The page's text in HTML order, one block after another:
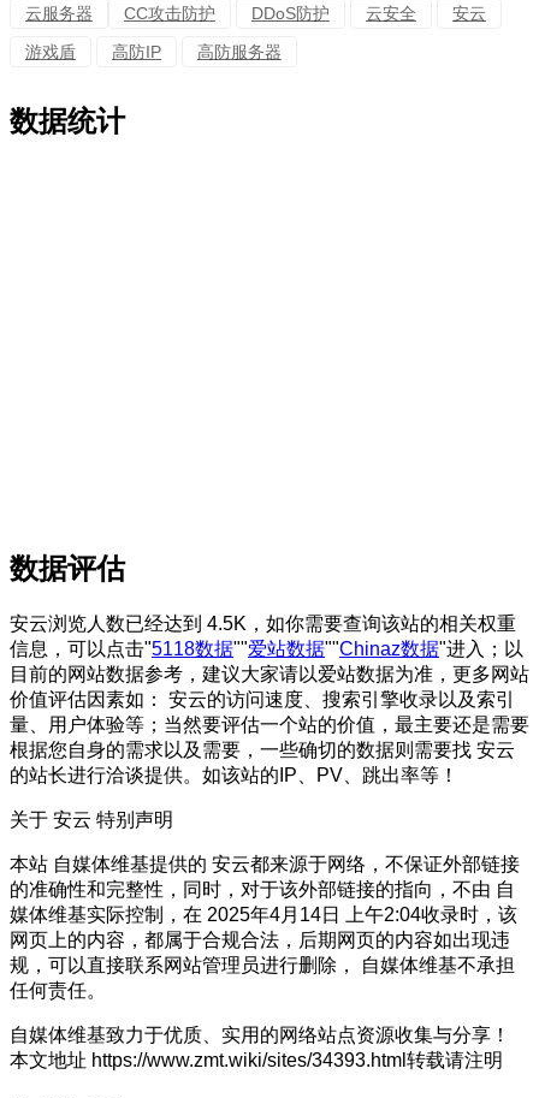
云服务器 CC攻击防护 DDoS防护 云安全
安云
游戏盾
高防IP 高防服务器
数据统计
数据评估
安云浏览人数已经达到 4.5K，如你需要查询该站的相关权重
信息，可以点击"5118数据""爱站数据""Chinaz数据"进入；以
目前的网站数据参考，建议大家请以爱站数据为准，更多网站
价值评估因素如： 安云的访问速度、搜索引擎收录以及索引
量、用户体验等；当然要评估一个站的价值，最主要还是需要
根据您自身的需求以及需要，一些确切的数据则需要找 安云
的站长进行洽谈提供。如该站的IP、PV、跳出率等！
关于 安云 特别声明
本站 自媒体维基提供的 安云都来源于网络，不保证外部链接
的准确性和完整性，同时，对于该外部链接的指向，不由 自
媒体维基实际控制，在 2025年4月14日 上午2:04收录时，该
网页上的内容，都属于合规合法，后期网页的内容如出现违
规，可以直接联系网站管理员进行删除， 自媒体维基不承担
任何责任。
自媒体维基致力于优质、实用的网络站点资源收集与分享！
本文地址 https://www.zmt.wiki/sites/34393.html转载请注明